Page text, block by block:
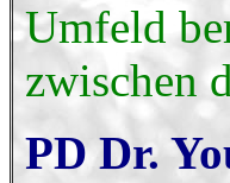
Umfeld
zwischen
PD Dr.